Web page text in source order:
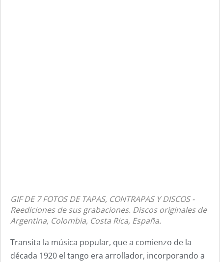
GIF DE 7 FOTOS DE TAPAS, CONTRAPAS Y DISCOS -
Reediciones de sus grabaciones. Discos originales de
Argentina, Colombia, Costa Rica, España.
Transita la música popular, que a comienzo de la
década 1920 el tango era arrollador, incorporando a